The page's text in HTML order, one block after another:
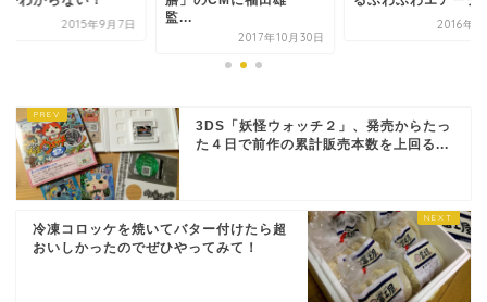
2015年9月7日
監...
2017年10月30日
2016年8
3DS「妖怪ウォッチ２」、発売からたっ
た４日で前作の累計販売本数を上回る...
冷凍コロッケを焼いてバター付けたら超
おいしかったのでぜひやってみて！